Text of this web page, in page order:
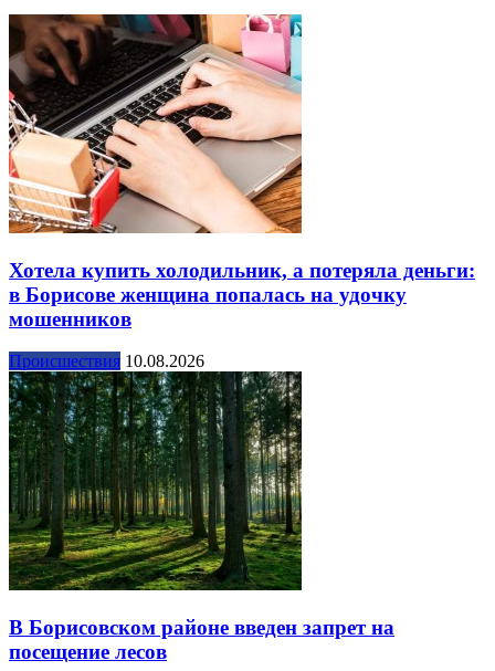
Хотела купить холодильник, а потеряла деньги:
в Борисове женщина попалась на удочку
мошенников
Происшествия 10.08.2026
В Борисовском районе введен запрет на
посещение лесов